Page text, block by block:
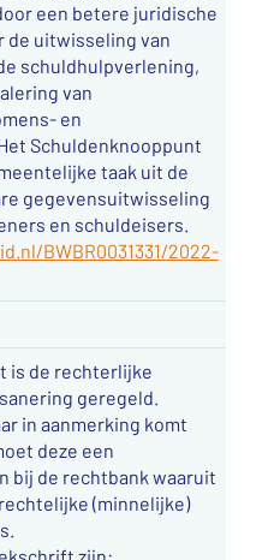
een betere juridische
de uitwisseling van
schuldhulpverlening,
van
en
Schuldenknooppunt
taak uit de
gegevensuitwisseling
en schuldeisers.
BWBR0031331/2022-
is de rechterlijke
geregeld.
in aanmerking komt
deze een
bij de rechtbank waaruit
(minnelijke)